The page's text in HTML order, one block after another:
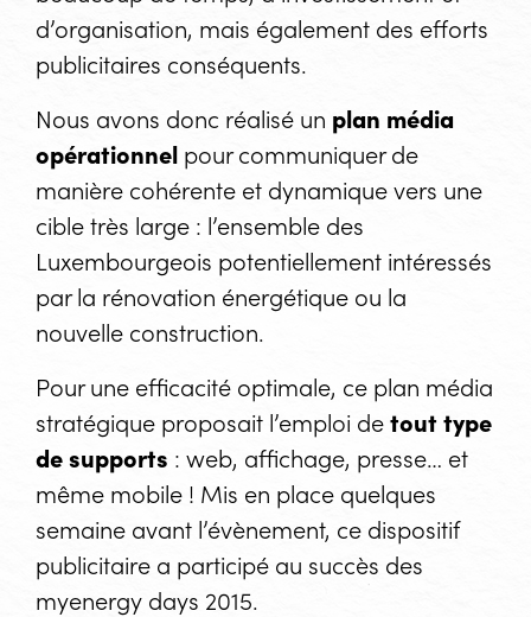
d’organisation, mais également des efforts
publicitaires conséquents.
Nous avons donc réalisé un plan média
opérationnel pour communiquer de
manière cohérente et dynamique vers une
cible très large : l’ensemble des
Luxembourgeois potentiellement intéressés
par la rénovation énergétique ou la
nouvelle construction.
Pour une efficacité optimale, ce plan média
stratégique proposait l’emploi detout type
de supports : web, affichage, presse… et
même mobile ! Mis en place quelques
semaine avant l’évènement, ce dispositif
publicitaire a participé au succès des
myenergy days 2015.